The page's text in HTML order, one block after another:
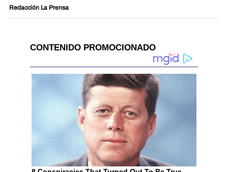
Redacción La Prensa